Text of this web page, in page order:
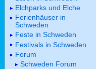
Elchparks und Elche
Ferienhäuser in
Schweden
Feste in Schweden
Festivals in Schweden
Forum
Schweden Forum